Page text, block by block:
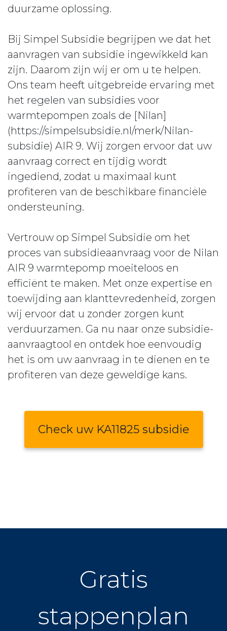
duurzame oplossing.
Bij Simpel Subsidie begrijpen we dat het
aanvragen van subsidie ingewikkeld kan
zijn. Daarom zijn wij er om u te helpen.
Ons team heeft uitgebreide ervaring met
het regelen van subsidies voor
warmtepompen zoals de [Nilan]
(https://simpelsubsidie.nl/merk/Nilan-
subsidie) AIR 9. Wij zorgen ervoor dat uw
aanvraag correct en tijdig wordt
ingediend, zodat u maximaal kunt
profiteren van de beschikbare financiële
ondersteuning.
Vertrouw op Simpel Subsidie om het
proces van subsidieaanvraag voor de Nilan
AIR 9 warmtepomp moeiteloos en
efficiënt te maken. Met onze expertise en
toewijding aan klanttevredenheid, zorgen
wij ervoor dat u zonder zorgen kunt
verduurzamen. Ga nu naar onze subsidie-
aanvraagtool en ontdek hoe eenvoudig
het is om uw aanvraag in te dienen en te
profiteren van deze geweldige kans.
Check uw KA11825 subsidie
Gratis
stappenplan